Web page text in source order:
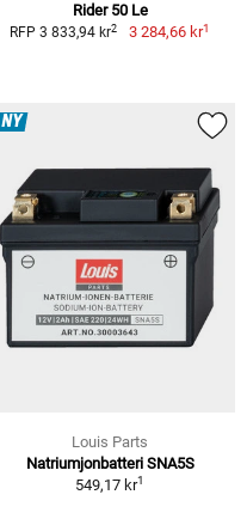
Rider 50 Le
RFP 3 833,94 kr2 3 284,66 kr1
NY
Louis Parts
Natriumjonbatteri SNA5S
549,17 kr1